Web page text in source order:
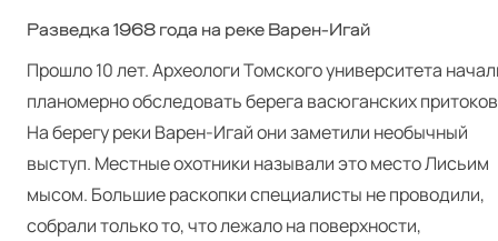
Разведка 1968 года на реке Варен-Игай
Прошло 10 лет. Археологи Томского университета
планомерно обследовать берега васюганских
На берегу реки Варен-Игай они заметили необычный
выступ. Местные охотники называли это место Лисьим
мысом. Большие раскопки специалисты не проводили,
собрали только то, что лежало на поверхности,